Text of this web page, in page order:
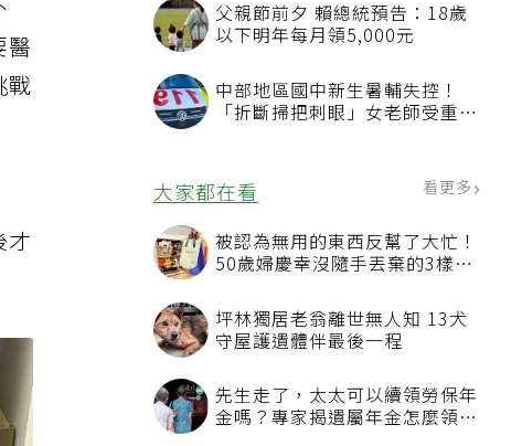
選 四葉績效指標居台灣最佳
父親節前夕 賴總統預告：18歲
以下明年每月領5,000元
中部地區國中新生暑輔失控！
「折斷掃把刺眼」女老師受重傷
大家都在看 看更多
被認為無用的東西反幫了大忙！
50歲婦慶幸沒隨手丟棄的3樣物
坪林獨居老翁離世無人知 13犬
守屋護遺體伴最後一程
先生走了，太太可以續領勞保年
金嗎？專家揭遺屬年金怎麼領，
醫
戰